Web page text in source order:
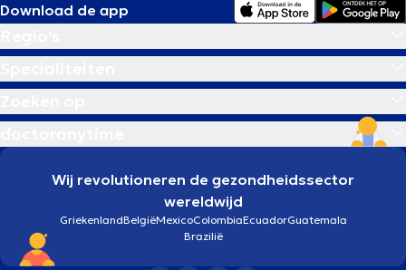
Download de app
Wij revolutioneren de gezondheidssector
wereldwijd
GriekenlandBelgiëMexicoColombiaEcuadorGuatemala
Brazilië